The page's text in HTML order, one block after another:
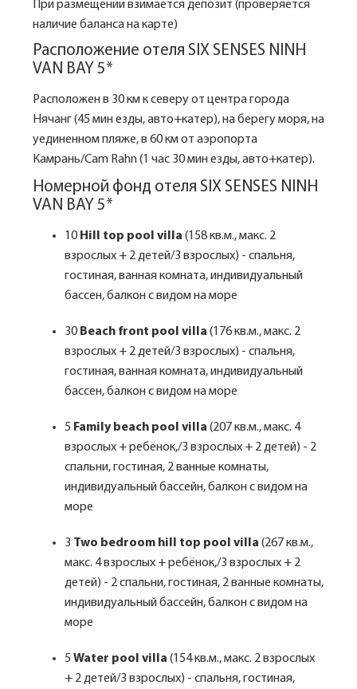
При размещении взимается депозит (проверяется
наличие баланса на карте)
Расположение отеля SIX SENSES NINH
VAN BAY 5*
Расположен в 30 км к северу от центра города
Нячанг (45 мин езды, авто+катер), на берегу моря, на
уединенном пляже, в 60 км от аэропорта
Камрань/Cam Rahn (1 час 30 мин езды, авто+катер).
Номерной фонд отеля SIX SENSES NINH
VAN BAY 5*
10 Hill top pool villa (158 кв.м., макс. 2
взрослых + 2 детей/3 взрослых) - спальня,
гостиная, ванная комната, индивидуальный
бассен, балкон с видом на море
30 Beach front pool villa (176 кв.м., макс. 2
взрослых + 2 детей/3 взрослых) - спальня,
гостиная, ванная комната, индивидуальный
бассен, балкон с видом на море
5 Family beach pool villa (207 кв.м., макс. 4
взрослых + ребёнок,/3 взрослых + 2 детей) - 2
спальни, гостиная, 2 ванные комнаты,
индивидуальный бассейн, балкон с видом на
море
3 Two bedroom hill top pool villa (267 кв.м.,
макс. 4 взрослых + ребёнок,/3 взрослых + 2
детей) - 2 спальни, гостиная, 2 ванные комнаты,
индивидуальный бассейн, балкон с видом на
море
5 Water pool villa (154 кв.м., макс. 2 взрослых
+ 2 детей/3 взрослых) - спальня, гостиная,